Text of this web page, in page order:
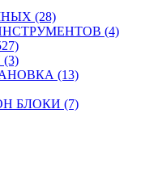
(28)
(4)
(13)
БЛОКИ (7)